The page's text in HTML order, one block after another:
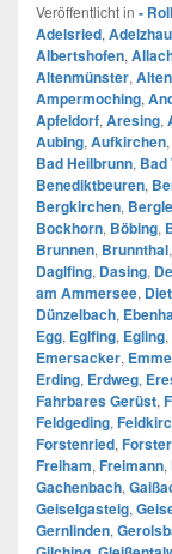
Veröffentlicht in -
Adelsried,
Albertshofen,
Altenmünster,
Ampermoching,
Apfeldorf, Aresing,
Aubing, Aufkirchen,
Bad Heilbrunn, Bad
Benediktbeuren,
Bergkirchen,
Bockhorn, Böbing,
Brunnen, Brunnthal,
Daglfing, Dasing,
am Ammersee,
Dünzelbach,
Egg, Eglfing, Egling,
Emersacker,
Erding, Erdweg,
Fahrbares Gerüst,
Feldgeding,
Forstenried,
Freiham, Freimann,
Gachenbach,
Geiselgasteig,
Gernlinden,